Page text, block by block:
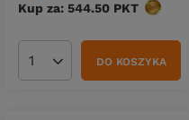
Kup za: 544.50 PKT punktów
Ilość produktówDO KOSZYKA